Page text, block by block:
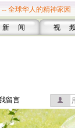
全球华人的精神家园
新 闻 视
留言